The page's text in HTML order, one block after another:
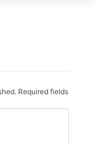
Required fields